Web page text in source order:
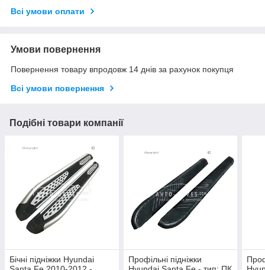
Всі умови оплати
Умови повернення
Повернення товару впродовж 14 днів за рахунок покупця
Всі умови повернення
Подібні товари компанії
Бічні підніжки Hyundai
Профільні підніжки